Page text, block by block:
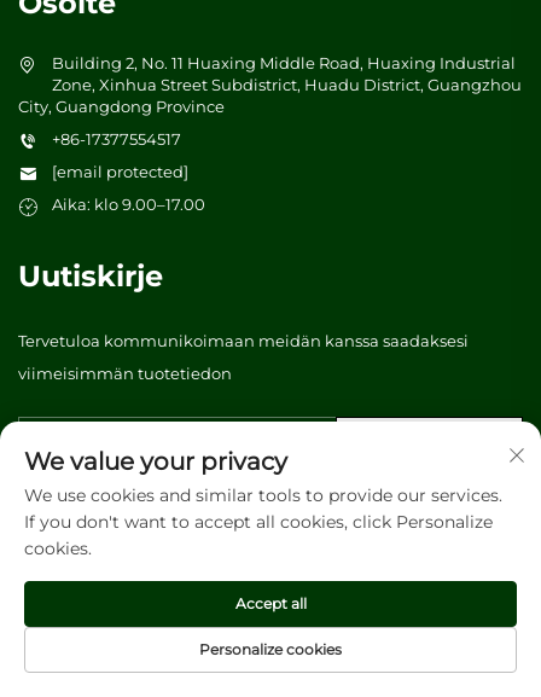
Building 2, No. 11 Huaxing Middle Road, Huaxing Industrial
Zone, Xinhua Street Subdistrict, Huadu District, Guangzhou
City, Guangdong Province
+86-17377554517
[email protected]
Aika: klo 9.00–17.00
Uutiskirje
Tervetuloa kommunikoimaan meidän kanssa saadaksesi
viimeisimmän tuotetiedon
Tekijänoikeus © 2026 Vibrant tree (Guangzhou) Packaging &
Tietosuojakäytäntö
We value your privacy
We use cookies and similar tools to provide our services.
If you don't want to accept all cookies, click Personalize
cookies.
Personalize cookies
Accept all